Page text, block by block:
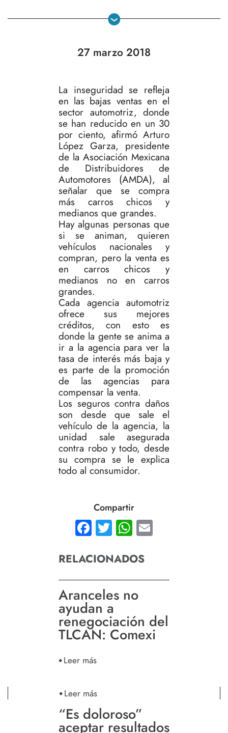
27 marzo 2018
La inseguridad se refleja
en las bajas ventas en el
sector automotriz, donde
se han reducido en un 30
por ciento, afirmó Arturo
López Garza, presidente
de la Asociación Mexicana
de Distribuidores de
Automotores (AMDA), al
señalar que se compra
más carros chicos y
medianos que grandes.
Hay algunas personas que
si se animan, quieren
vehículos nacionales y
compran, pero la venta es
en carros chicos y
medianos no en carros
grandes.
Cada agencia automotriz
ofrece sus mejores
créditos, con esto es
donde la gente se anima a
ir a la agencia para ver la
tasa de interés más baja y
es parte de la promoción
de las agencias para
compensar la venta.
Los seguros contra daños
son desde que sale el
vehículo de la agencia, la
unidad sale asegurada
contra robo y todo, desde
su compra se le explica
todo al consumidor.
Compartir
Facebook
TwitterWhatsApp
RELACIONADOS
Aranceles no
ayudan a
renegociación del
TLCAN: Comexi
Leer más
Leer más
“Es doloroso”
aceptar resultados